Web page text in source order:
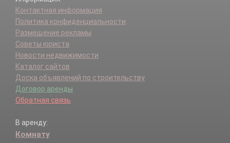
Контактная информация
Политика конфиденциальности
Размещение рекламы
Советы юриста
Новости недвижимости
Каталог сайтов
Доска объявлений по строительству
Договор аренды
Обратная связь
В аренду:
Комнату